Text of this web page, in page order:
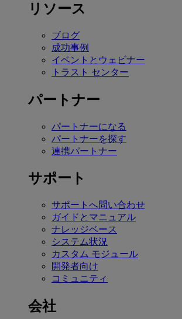
リソース
ブログ
成功事例
イベントとウェビナー
トラスト センター
パートナー
パートナーになる
パートナーを探す
連携パートナー
サポート
サポートへ問い合わせ
ガイドとマニュアル
ナレッジベース
システム状況
カスタム モジュール
開発者向け
コミュニティ
会社